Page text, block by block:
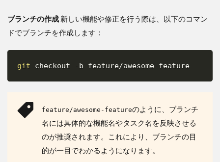
ブランチの作成 新しい機能や修正を行う際は、以下のコマン
ドでブランチを作成します：
git checkout -b
feature/awesome-featureのように、ブランチ
名には具体的な機能名やタスク名を反映させる
のが推奨されます。これにより、ブランチの目
的が一目でわかるようになります。